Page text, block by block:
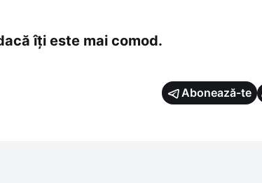
îți este mai comod.
Abonează-te